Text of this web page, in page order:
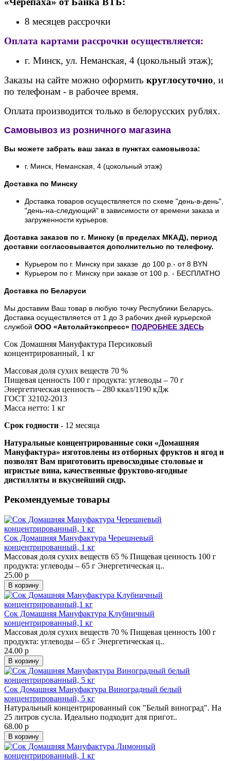
8 месяцев рассрочки
Оплата картами рассрочки осуществляется:
г. Минск, ул. Неманская, 4 (цокольный этаж);
Заказы на сайте можно оформить круглосуточно, и
по телефонам - в рабочее время.
Оплата производится только в белорусских рублях.
Самовывоз из розничного магазина
Вы можете забрать ваш заказ в пунктах самовывоза:
г. Минск, Неманская, 4 (цокольный этаж)
Доставка по Минску
Доставка товаров осуществляется по схеме "день-в-день",
"день-на-следующий" в зависимости от времени заказа и
загруженности курьеров.
Доставка заказов по г. Минску (в пределах МКАД), период
доставки согласовывается дополнительно по телефону.
Курьером по г. Минску при заказе до 100 р.- от 8 BYN
Курьером по г. Минску при заказе от 100 р. - БЕСПЛАТНО
Доставка по Беларуси
Мы доставим Ваш товар в любую точку Республики Беларусь.
Доставка осуществляется от 1 до 3 рабочих дней курьерской
службой ООО «Автолайтэкспресс» ПОДРОБНЕЕ ЗДЕСЬ
Сок Домашняя Мануфактура Персиковый
концентрированный, 1 кг
Массовая доля сухих веществ 70 %
Пищевая ценность 100 г продукта: углеводы – 70 г
Энергетическая ценность – 280 ккал/1190 кДж
ГОСТ 32102-2013
Масса нетто: 1 кг
Срок годности - 12 месяца
Натуральные концентрированные соки «Домашняя
Мануфактура» изготовлены из отборных фруктов и ягод и
позволят Вам приготовить превосходные столовые и
игристые вина, качественные фруктово-ягодные
дистилляты и вкуснейший сидр.
Рекомендуемые товары
Сок Домашняя Мануфактура Черешневый
концентрированный, 1 кг
Массовая доля сухих веществ 65 % Пищевая ценность 100 г
продукта: углеводы – 65 г Энергетическая ц..
25.00 р
В корзину
Сок Домашняя Мануфактура Клубничный
концентрированный,1 кг
Массовая доля сухих веществ 70 % Пищевая ценность 100 г
продукта: углеводы – 65 г Энергетическая ц..
24.00 р
В корзину
Сок Домашняя Мануфактура Виноградный белый
концентрированный, 5 кг
Натуральный концентрированный сок "Белый виноград". На
25 литров сусла. Идеально подходит для пригот..
68.00 р
В корзину